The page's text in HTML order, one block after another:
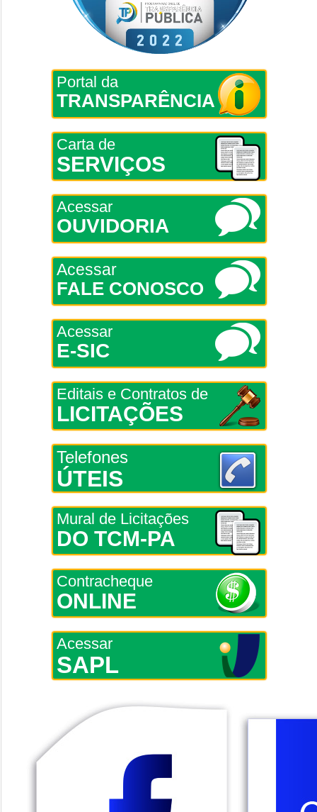
Portal da
TRANSPARÊNCIA
Carta de
SERVIÇOS
Acessar
OUVIDORIA
Acessar
FALE CONOSCO
Acessar
E-SIC
Editais e Contratos de
LICITAÇÕES
Telefones
ÚTEIS
Mural de Licitações
DO TCM-PA
Contracheque
ONLINE
Acessar
SAPL